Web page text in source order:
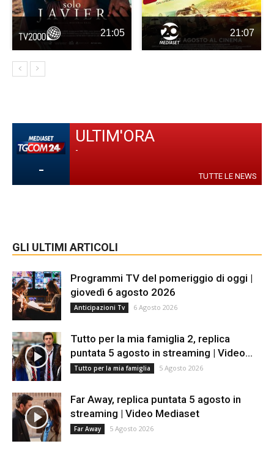
21:05 21:07
-
ULTIM'ORA
-
TUTTE LE NEWS
GLI ULTIMI ARTICOLI
Programmi TV del pomeriggio di oggi |
giovedì 6 agosto 2026
Anticipazioni Tv 6 Agosto 2026
Tutto per la mia famiglia 2, replica
puntata 5 agosto in streaming | Video...
Tutto per la mia famiglia 5 Agosto 2026
Far Away, replica puntata 5 agosto in
streaming | Video Mediaset
Far Away 5 Agosto 2026